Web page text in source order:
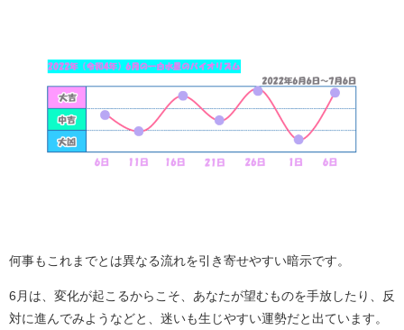
何事もこれまでとは異なる流れを引き寄せやすい暗示です。
6月は、変化が起こるからこそ、あなたが望むものを手放したり、反
対に進んでみようなどと、迷いも生じやすい運勢だと出ています。